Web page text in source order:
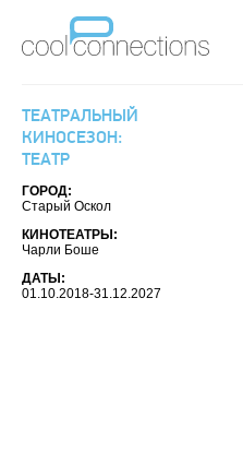
ТЕАТРАЛЬНЫЙ
КИНОСЕЗОН:
ТЕАТР
ГОРОД:
Старый Оскол
КИНОТЕАТРЫ:
Чарли Боше
ДАТЫ:
01.10.2018-31.12.2027